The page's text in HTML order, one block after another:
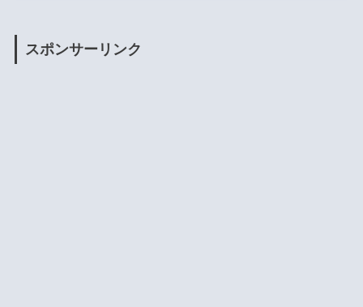
スポンサーリンク